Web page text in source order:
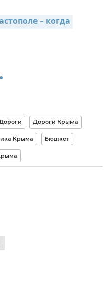
– когда
Дороги Крыма
Крыма Бюджет